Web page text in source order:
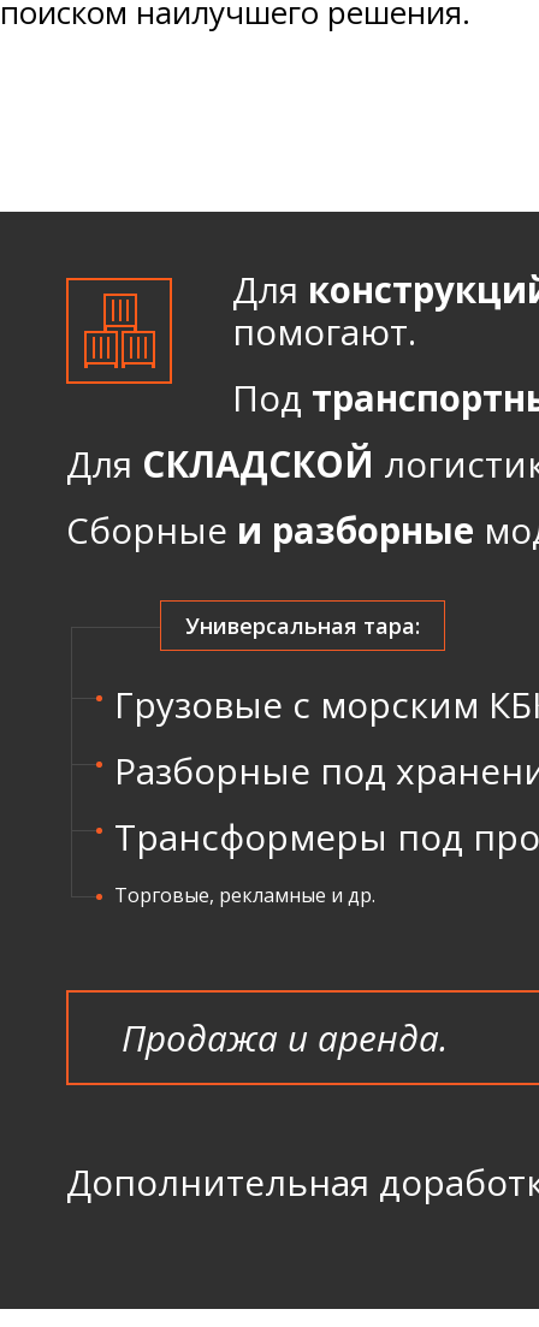
поиском наилучшего решения.
Для
помогают.
Под
Для СКЛАДСКОЙ
Сборные и разборные
Универсальная тара:
Грузовые с морским
Разборные под
Трансформеры под
Торговые, рекламные и др.
Продажа и аренда.
Дополнительная